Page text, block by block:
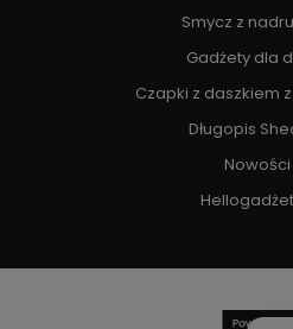
Smycz z
Gadżety dla
Czapki z daszkiem
Długopis
Nowości